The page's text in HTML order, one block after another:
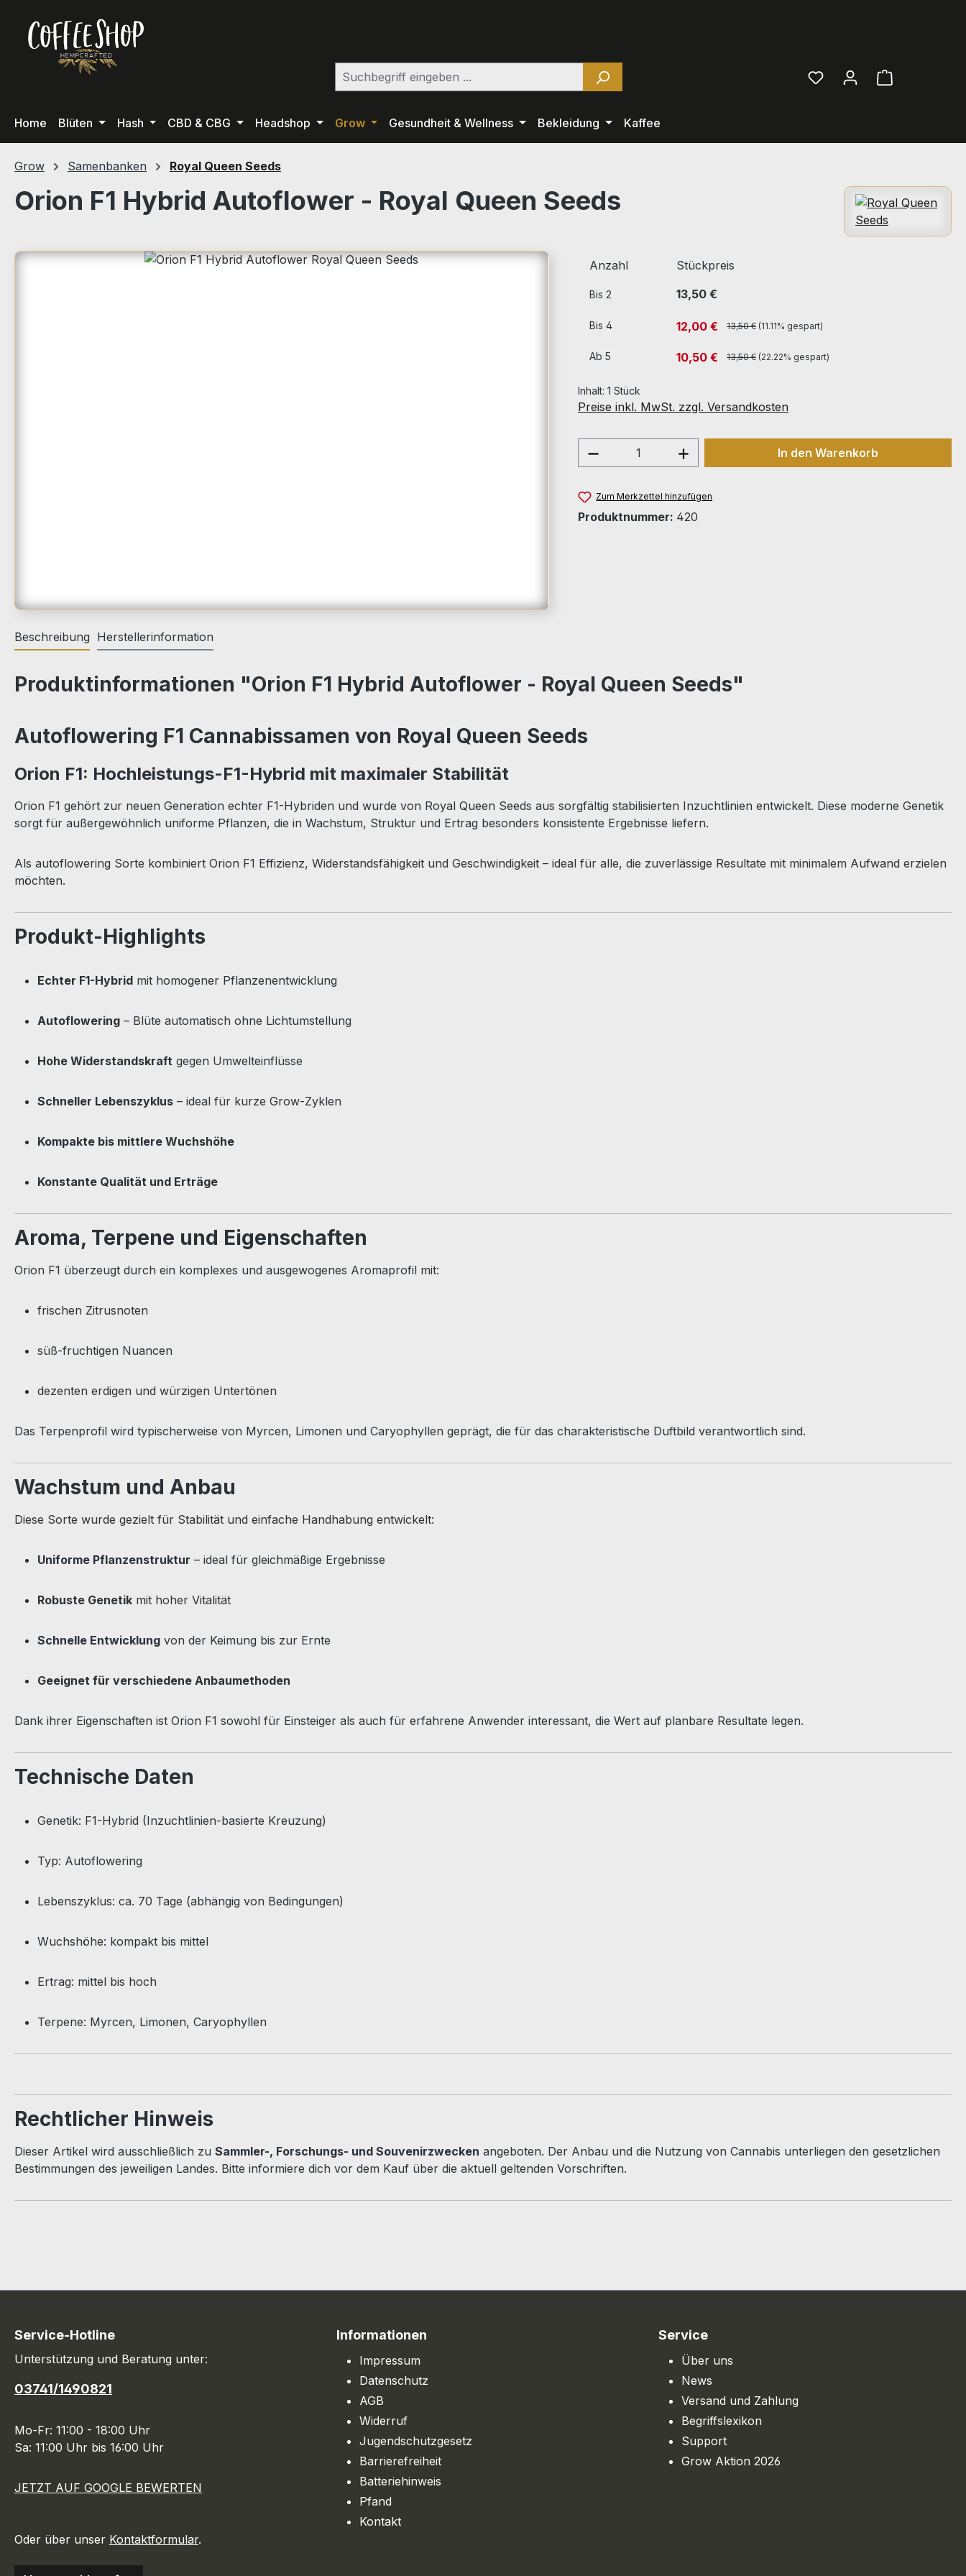
Hauptinhalt springen
Zur Suche springen
Zur Hauptnavigation springen
Home Blüten Hash CBD & CBG Headshop Grow Gesundheit & Wellness Bekleidung Kaffee
Grow Samenbanken Royal Queen Seeds
Orion F1 Hybrid Autoflower - Royal Queen Seeds
Bildergalerie überspringen Anzahl Stückpreis
Bis 2 13,50 €
Bis 4 12,00 € 13,50 € (11.11% gespart)
Ab 5 10,50 € 13,50 € (22.22% gespart)
Inhalt: 1 Stück
Preise inkl. MwSt. zzgl. Versandkosten
Produkt Anzahl: Gib den gewünschten Wert
In den Warenkorb
Zum Merkzettel hinzufügen
Produktnummer: 420
Beschreibung Herstellerinformation
Produktinformationen "Orion F1 Hybrid Autoflower - Royal Queen Seeds"
Autoflowering F1 Cannabissamen von Royal Queen Seeds
Orion F1: Hochleistungs-F1-Hybrid mit maximaler Stabilität
Orion F1 gehört zur neuen Generation echter F1-Hybriden und wurde von Royal Queen Seeds aus sorgfältig stabilisierten Inzuchtlinien entwickelt. Diese moderne Genetik
sorgt für außergewöhnlich uniforme Pflanzen, die in Wachstum, Struktur und Ertrag besonders konsistente Ergebnisse liefern.
Als autoflowering Sorte kombiniert Orion F1 Effizienz, Widerstandsfähigkeit und Geschwindigkeit – ideal für alle, die zuverlässige Resultate mit minimalem Aufwand erzielen
möchten.
Produkt-Highlights
Echter F1-Hybrid mit homogener Pflanzenentwicklung
Autoflowering – Blüte automatisch ohne Lichtumstellung
Hohe Widerstandskraft gegen Umwelteinflüsse
Schneller Lebenszyklus – ideal für kurze Grow-Zyklen
Kompakte bis mittlere Wuchshöhe
Konstante Qualität und Erträge
Aroma, Terpene und Eigenschaften
Orion F1 überzeugt durch ein komplexes und ausgewogenes Aromaprofil mit:
frischen Zitrusnoten
süß-fruchtigen Nuancen
dezenten erdigen und würzigen Untertönen
Das Terpenprofil wird typischerweise von Myrcen, Limonen und Caryophyllen geprägt, die für das charakteristische Duftbild verantwortlich sind.
Wachstum und Anbau
Diese Sorte wurde gezielt für Stabilität und einfache Handhabung entwickelt:
Uniforme Pflanzenstruktur – ideal für gleichmäßige Ergebnisse
Robuste Genetik mit hoher Vitalität
Schnelle Entwicklung von der Keimung bis zur Ernte
Geeignet für verschiedene Anbaumethoden
Dank ihrer Eigenschaften ist Orion F1 sowohl für Einsteiger als auch für erfahrene Anwender interessant, die Wert auf planbare Resultate legen.
Technische Daten
Genetik: F1-Hybrid (Inzuchtlinien-basierte Kreuzung)
Typ: Autoflowering
Lebenszyklus: ca. 70 Tage (abhängig von Bedingungen)
Wuchshöhe: kompakt bis mittel
Ertrag: mittel bis hoch
Terpene: Myrcen, Limonen, Caryophyllen
Rechtlicher Hinweis
Dieser Artikel wird ausschließlich zu Sammler-, Forschungs- und Souvenirzwecken angeboten. Der Anbau und die Nutzung von Cannabis unterliegen den gesetzlichen
Bestimmungen des jeweiligen Landes. Bitte informiere dich vor dem Kauf über die aktuell geltenden Vorschriften.
Service-Hotline
Unterstützung und Beratung unter:
03741/1490821
Mo-Fr: 11:00 - 18:00 Uhr
Sa: 11:00 Uhr bis 16:00 Uhr
JETZT AUF GOOGLE BEWERTEN
Oder über unser Kontaktformular.
Informationen
Impressum
Datenschutz
AGB
Widerruf
Jugendschutzgesetz
Barrierefreiheit
Batteriehinweis
Pfand
Kontakt
Service
Über uns
News
Versand und Zahlung
Begriffslexikon
Support
Grow Aktion 2026